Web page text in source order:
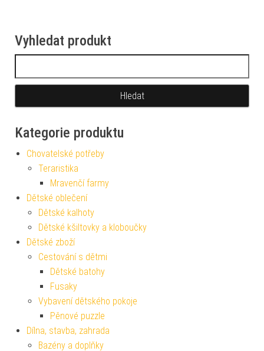
Vyhledat produkt
Kategorie produktu
Chovatelské potřeby
Teraristika
Mravenčí farmy
Dětské oblečení
Dětské kalhoty
Dětské kšiltovky a kloboučky
Dětské zboží
Cestování s dětmi
Dětské batohy
Fusaky
Vybavení dětského pokoje
Pěnové puzzle
Dílna, stavba, zahrada
Bazény a doplňky